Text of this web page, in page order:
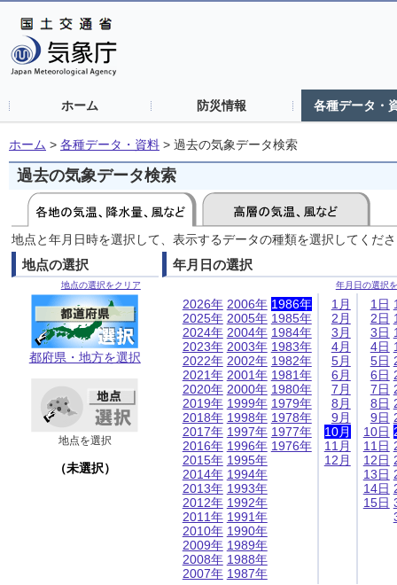
ホーム 防災情報 各種データ・
ホーム > 各種データ・資料 > 過去の気象データ検索
過去の気象データ検索
地点と年月日時を選択して、表示するデータの種類を選択してくだ
地点の選択
地点の選択をクリア
都府県・地方を選択
地点を選択
（未選択）
年月日の選択
年月日の選択
2026年
2025年
2024年
2023年
2022年
2021年
2020年
2019年
2018年
2017年
2016年
2015年
2014年
2013年
2012年
2011年
2010年
2009年
2008年
2007年
2006年
2005年
2004年
2003年
2002年
2001年
2000年
1999年
1998年
1997年
1996年
1995年
1994年
1993年
1992年
1991年
1990年
1989年
1988年
1987年
1986年
1985年
1984年
1983年
1982年
1981年
1980年
1979年
1978年
1977年
1976年
1月
2月
3月
4月
5月
6月
7月
8月
9月
10月
11月
12月
1日
2日
3日
4日
5日
6日
7日
8日
9日
10日
11日
12日
13日
14日
15日